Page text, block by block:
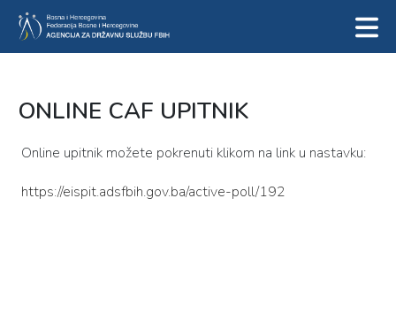
ONLINE CAF UPITNIK
Online upitnik možete pokrenuti klikom na link u nastavku:
https://eispit.adsfbih.gov.ba/active-poll/192